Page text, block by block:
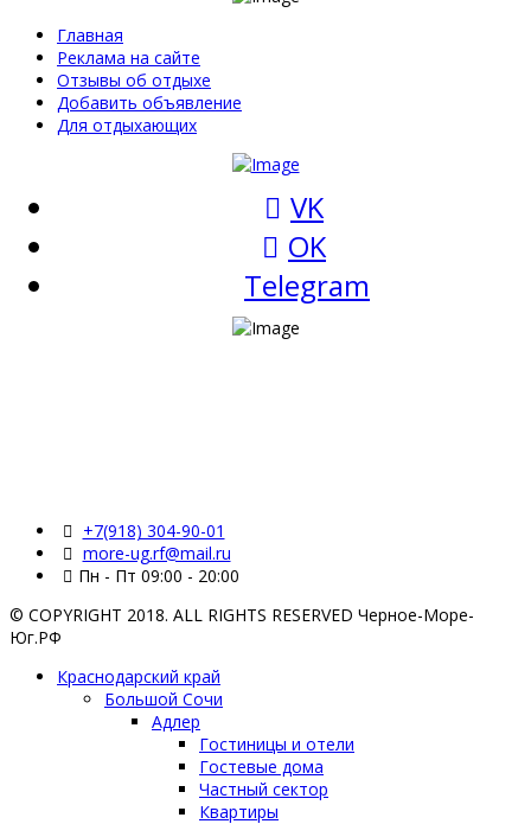
Главная
Реклама на сайте
Отзывы об отдыхе
Добавить объявление
Для отдыхающих
VK
OK
Telegram
+7(918) 304-90-01
more-ug.rf@mail.ru
Пн - Пт 09:00 - 20:00
© COPYRIGHT 2018. ALL RIGHTS RESERVED Черное-Море-
Юг.РФ
Краснодарский край
Большой Сочи
Адлер
Гостиницы и отели
Гостевые дома
Частный сектор
Квартиры